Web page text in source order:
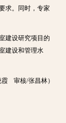
求。同时，专家
建设研究项目的
建设和管理水
审核/张昌林）